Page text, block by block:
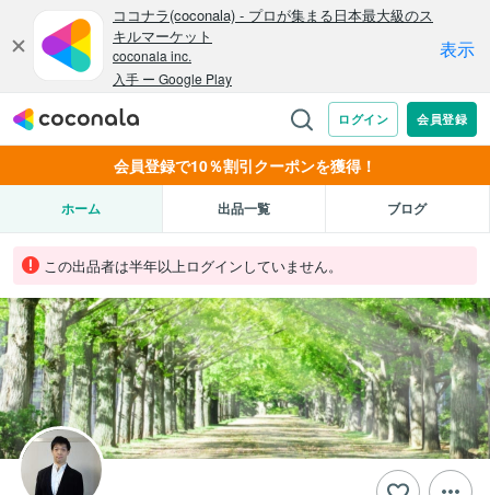
会員登録で10％割引クーポンを獲得！
ホーム 出品一覧 ブログ
この出品者は半年以上ログインしていません。